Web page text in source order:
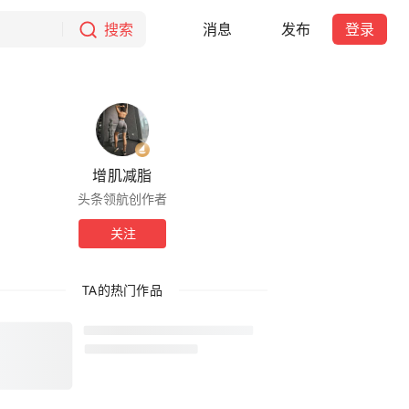
搜索 消息 发布 登录
增肌减脂
头条领航创作者
关注
TA的热门作品